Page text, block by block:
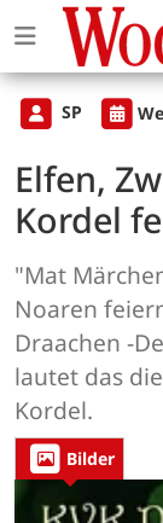
SP
Elfen,
Kordel
"Mat
Noaren
Draachen -
lautet das
Kordel.
Bilder